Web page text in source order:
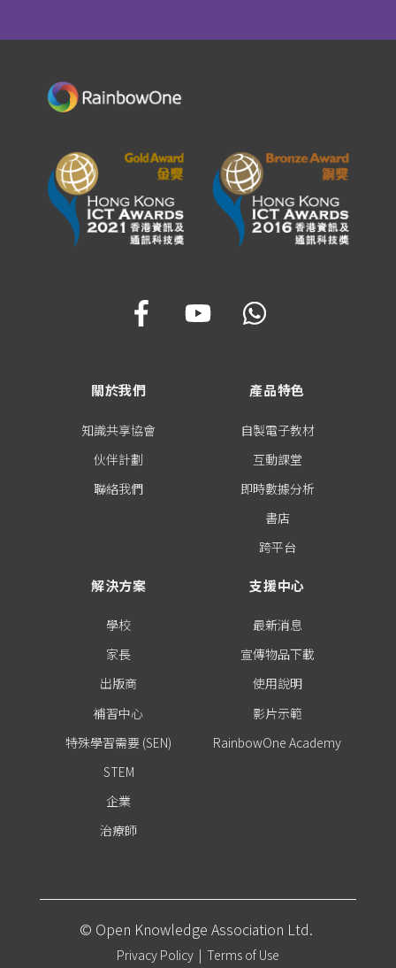
關於我們
知識共享協會
伙伴計劃
聯絡我們
產品特色
自製電子教材
互動課堂
即時數據分析
書店
跨平台
解決方案
學校
家長
出版商
補習中心
特殊學習需要 (SEN)
STEM
企業
治療師
支援中心
最新消息
宣傳物品下載
使用說明
影片示範
RainbowOne Academy
© Open Knowledge Association Ltd.
Privacy Policy | Terms of Use